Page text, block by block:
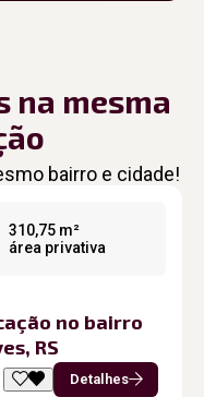
na mesma
bairro e cidade!
310,75 m²
área privativa
no bairro
RS
Detalhes